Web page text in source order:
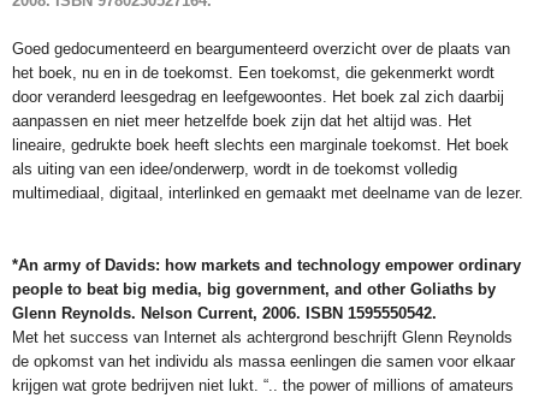
Goed gedocumenteerd en beargumenteerd overzicht over de plaats van
het boek, nu en in de toekomst. Een toekomst, die gekenmerkt wordt
door veranderd leesgedrag en leefgewoontes. Het boek zal zich daarbij
aanpassen en niet meer hetzelfde boek zijn dat het altijd was. Het
lineaire, gedrukte boek heeft slechts een marginale toekomst. Het boek
als uiting van een idee/onderwerp, wordt in de toekomst volledig
multimediaal, digitaal, interlinked en gemaakt met deelname van de lezer.
*An army of Davids: how markets and technology empower ordinary
people to beat big media, big government, and other Goliaths by
Glenn Reynolds. Nelson Current, 2006. ISBN 1595550542.
Met het success van Internet als achtergrond beschrijft Glenn Reynolds
de opkomst van het individu als massa eenlingen die samen voor elkaar
krijgen wat grote bedrijven niet lukt. “.. the power of millions of amateurs